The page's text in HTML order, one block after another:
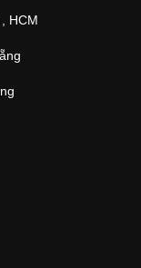
HCM